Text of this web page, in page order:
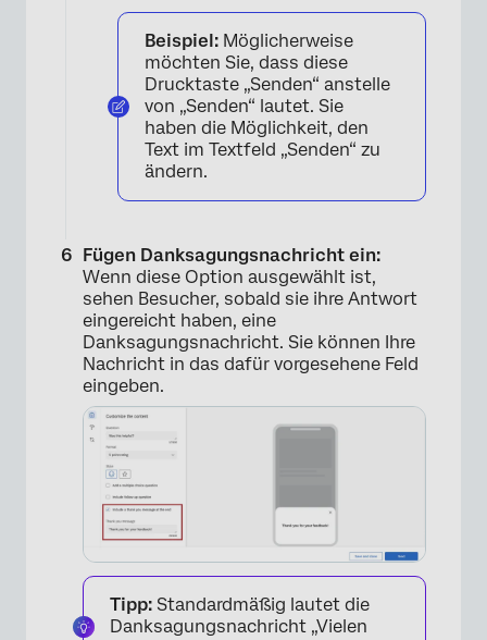
×
Beispiel: Möglicherweise
möchten Sie, dass diese
Drucktaste „Senden“ anstelle
von „Senden“ lautet. Sie
haben die Möglichkeit, den
Text im Textfeld „Senden“ zu
ändern.
Fügen Danksagungsnachricht ein:
Wenn diese Option ausgewählt ist,
sehen Besucher, sobald sie ihre Antwort
eingereicht haben, eine
Danksagungsnachricht. Sie können Ihre
Nachricht in das dafür vorgesehene Feld
eingeben.
Tipp: Standardmäßig lautet die
Danksagungsnachricht „Vielen